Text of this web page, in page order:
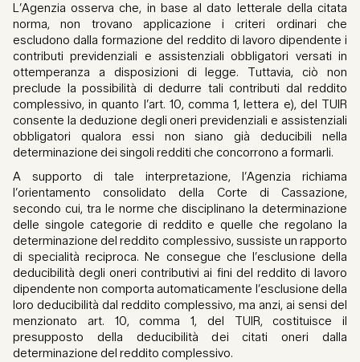
L’Agenzia osserva che, in base al dato letterale della citata
norma, non trovano applicazione i criteri ordinari che
escludono dalla formazione del reddito di lavoro dipendente i
contributi previdenziali e assistenziali obbligatori versati in
ottemperanza a disposizioni di legge. Tuttavia, ciò non
preclude la possibilità di dedurre tali contributi dal reddito
complessivo, in quanto l’art. 10, comma 1, lettera e), del TUIR
consente la deduzione degli oneri previdenziali e assistenziali
obbligatori qualora essi non siano già deducibili nella
determinazione dei singoli redditi che concorrono a formarli.
A supporto di tale interpretazione, l’Agenzia richiama
l’orientamento consolidato della Corte di Cassazione,
secondo cui, tra le norme che disciplinano la determinazione
delle singole categorie di reddito e quelle che regolano la
determinazione del reddito complessivo, sussiste un rapporto
di specialità reciproca. Ne consegue che l’esclusione della
deducibilità degli oneri contributivi ai fini del reddito di lavoro
dipendente non comporta automaticamente l’esclusione della
loro deducibilità dal reddito complessivo, ma anzi, ai sensi del
menzionato art. 10, comma 1, del TUIR, costituisce il
presupposto della deducibilità dei citati oneri dalla
determinazione del reddito complessivo.